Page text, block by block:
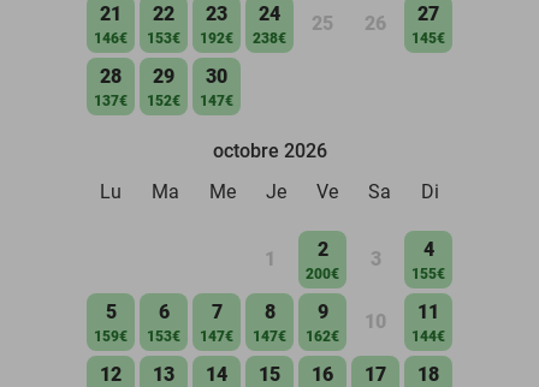
21
146€
22
153€
23
192€
24
238€
25 26 27
145€
28
137€
29
152€
30
147€
octobre 2026
Lu
Ma Me Je Ve Sa Di
1 2
200€
3 4
155€
5
159€
6
153€
7
147€
8
147€
9
162€
10 11
144€
12 13 14 15 16 17 18